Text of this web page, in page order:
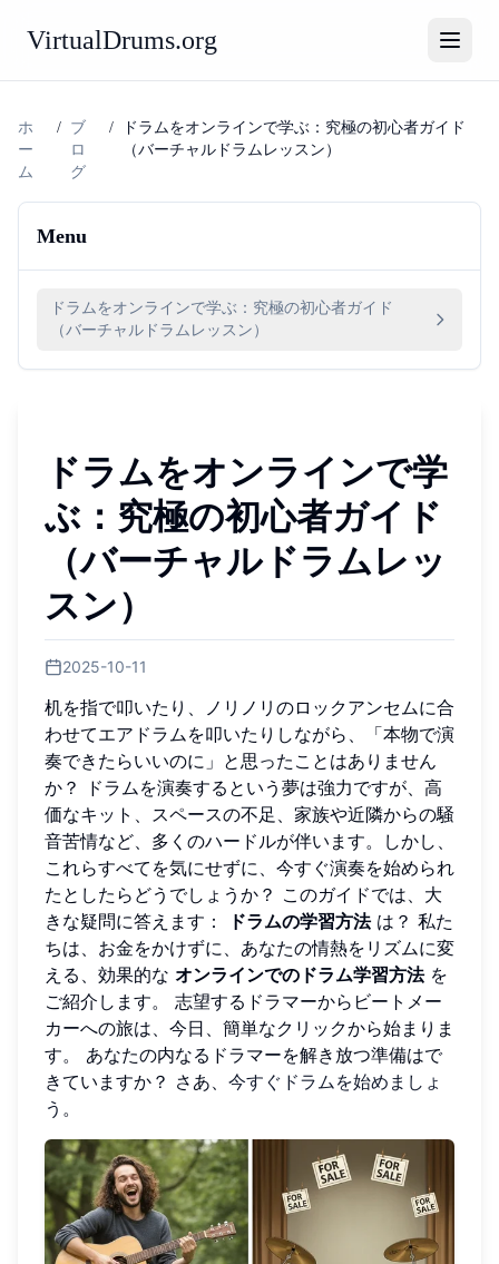
VirtualDrums.org
ホ
ー
ム
/
ブ
ロ
グ
/
ドラムをオンラインで学ぶ：究極の初心者ガイド
（バーチャルドラムレッスン）
Menu
ドラムをオンラインで学ぶ：究極の初心者ガイド
（バーチャルドラムレッスン）
ドラムをオンラインで学
ぶ：究極の初心者ガイド
（バーチャルドラムレッ
スン）
2025-10-11
机を指で叩いたり、ノリノリのロックアンセムに合
わせてエアドラムを叩いたりしながら、「本物で演
奏できたらいいのに」と思ったことはありません
か？ ドラムを演奏するという夢は強力ですが、高
価なキット、スペースの不足、家族や近隣からの騒
音苦情など、多くのハードルが伴います。しかし、
これらすべてを気にせずに、今すぐ演奏を始められ
たとしたらどうでしょうか？ このガイドでは、大
きな疑問に答えます：
ドラムの学習方法は？ 私た
ちは、お金をかけずに、あなたの情熱をリズムに変
える、効果的な オンラインでのドラム学習方法を
ご紹介します。 志望するドラマーからビートメー
カーへの旅は、今日、簡単なクリックから始まりま
す。 あなたの内なるドラマーを解き放つ準備はで
きていますか？ さあ、 今すぐドラムを始めましょ
う 。